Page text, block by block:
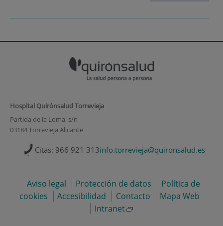
Hospital Quirónsalud Torrevieja
Partida de la Loma, s/n
03184 Torrevieja Alicante
Citas: 966 921 313info.torrevieja@quironsalud.es
Aviso legal Protección de datos
Política de
cookies
Accesibilidad Contacto
Mapa Web
Intranet